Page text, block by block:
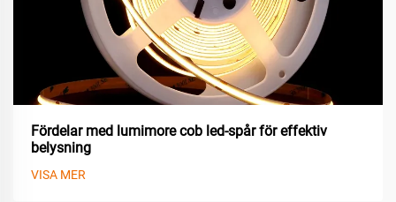
Fördelar med lumimore cob led-spår för effektiv
belysning
VISA MER